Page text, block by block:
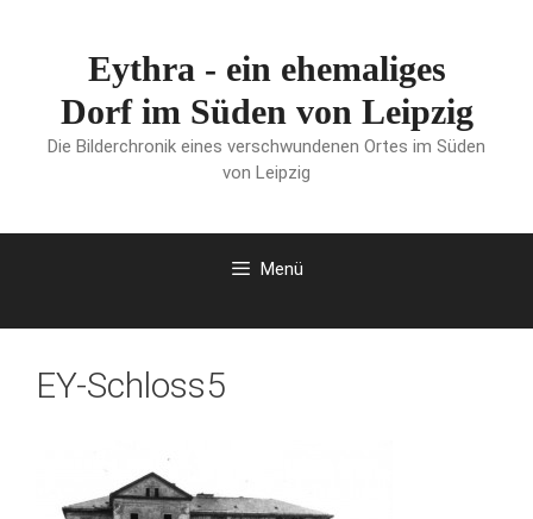
Eythra - ein ehemaliges
Dorf im Süden von Leipzig
Die Bilderchronik eines verschwundenen Ortes im Süden
von Leipzig
Menü
EY-Schloss5